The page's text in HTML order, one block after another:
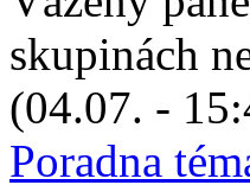
skupinách
(04.07. -
Poradna